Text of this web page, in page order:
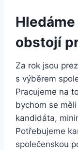
obstojí
Za rok jsou
s výběrem
Pracujeme na
bychom se
kandidáta,
Potřebujeme
společenskou